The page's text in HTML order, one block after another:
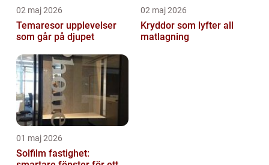
02 maj 2026
Temaresor upplevelser
som går på djupet
02 maj 2026
Kryddor som lyfter all
matlagning
01 maj 2026
Solfilm fastighet: